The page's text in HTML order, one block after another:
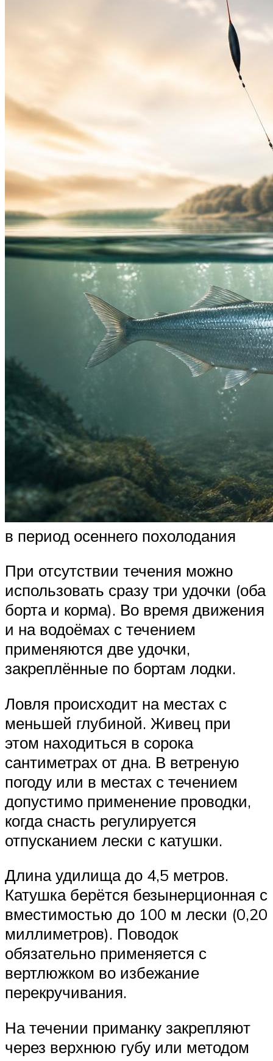
в период осеннего похолодания
При отсутствии течения можно
использовать сразу три удочки (оба
борта и корма). Во время движения
и на водоёмах с течением
применяются две удочки,
закреплённые по бортам лодки.
Ловля происходит на местах с
меньшей глубиной. Живец при
этом находиться в сорока
сантиметрах от дна. В ветреную
погоду или в местах с течением
допустимо применение проводки,
когда снасть регулируется
отпусканием лески с катушки.
Длина удилища до 4,5 метров.
Катушка берётся безынерционная с
вместимостью до 100 м лески (0,20
миллиметров). Поводок
обязательно применяется с
вертлюжком во избежание
перекручивания.
На течении приманку закрепляют
через верхнюю губу или методом